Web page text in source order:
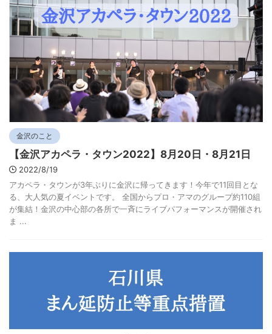
金沢のこと
【金沢アカペラ・タウン2022】8月20日・8月21日
2022/8/19
アカペラ・タウンが3年ぶりに金沢に帰ってきます！今年で11回目とな
る、大人気の夏イベントです。 全国からプロ・アマのグループ約110組
が集結！金沢の中心部の各所で一斉にライブパフォーマンスが開催され
ま ...